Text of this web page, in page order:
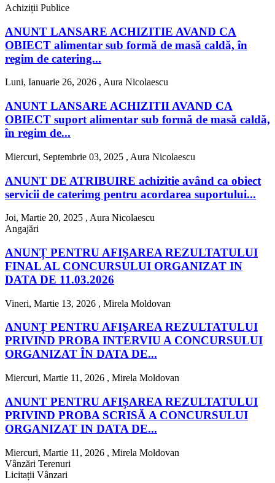
Achiziții Publice
ANUNT LANSARE ACHIZITIE AVAND CA
OBIECT alimentar sub formă de masă caldă, în
regim de catering...
Luni, Ianuarie 26, 2026 , Aura Nicolaescu
ANUNT LANSARE ACHIZITII AVAND CA
OBIECT suport alimentar sub formă de masă caldă,
în regim de...
Miercuri, Septembrie 03, 2025 , Aura Nicolaescu
ANUNT DE ATRIBUIRE achizitie având ca obiect
servicii de caterimg pentru acordarea suportului...
Joi, Martie 20, 2025 , Aura Nicolaescu
Angajări
ANUNȚ PENTRU AFIȘAREA REZULTATULUI
FINAL AL CONCURSULUI ORGANIZAT IN
DATA DE 11.03.2026
Vineri, Martie 13, 2026 , Mirela Moldovan
ANUNȚ PENTRU AFIȘAREA REZULTATULUI
PRIVIND PROBA INTERVIU A CONCURSULUI
ORGANIZAT ÎN DATA DE...
Miercuri, Martie 11, 2026 , Mirela Moldovan
ANUNT PENTRU AFIȘAREA REZULTATULUI
PRIVIND PROBA SCRISĂ A CONCURSULUI
ORGANIZAT IN DATA DE...
Miercuri, Martie 11, 2026 , Mirela Moldovan
Vânzări Terenuri
Licitații Vânzari